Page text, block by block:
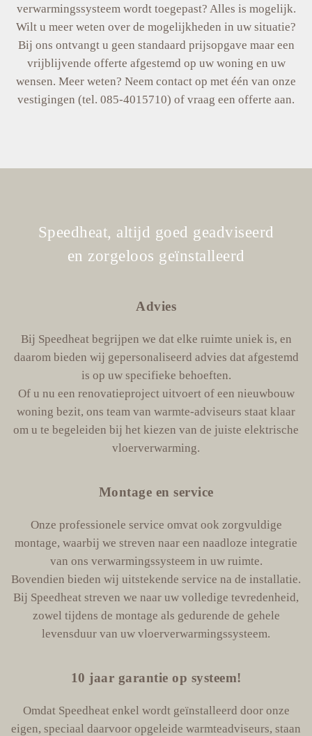
verwarmingssysteem wordt toegepast? Alles is mogelijk.
Wilt u meer weten over de mogelijkheden in uw situatie?
Bij ons ontvangt u geen standaard prijsopgave maar een
vrijblijvende offerte afgestemd op uw woning en uw
wensen. Meer weten? Neem contact op met één van onze
vestigingen (tel. 085-4015710) of vraag een offerte aan.
Speedheat, altijd goed geadviseerd
en zorgeloos geïnstalleerd
Advies
Bij Speedheat begrijpen we dat elke ruimte uniek is, en
daarom bieden wij gepersonaliseerd advies dat afgestemd
is op uw specifieke behoeften.
Of u nu een renovatieproject uitvoert of een nieuwbouw
woning bezit, ons team van warmte-adviseurs staat klaar
om u te begeleiden bij het kiezen van de juiste elektrische
vloerverwarming.
Montage en service
Onze professionele service omvat ook zorgvuldige
montage, waarbij we streven naar een naadloze integratie
van ons verwarmingssysteem in uw ruimte.
Bovendien bieden wij uitstekende service na de installatie.
Bij Speedheat streven we naar uw volledige tevredenheid,
zowel tijdens de montage als gedurende de gehele
levensduur van uw vloerverwarmingssysteem.
10 jaar garantie op systeem!
Omdat Speedheat enkel wordt geïnstalleerd door onze
eigen, speciaal daarvoor opgeleide warmteadviseurs, staan